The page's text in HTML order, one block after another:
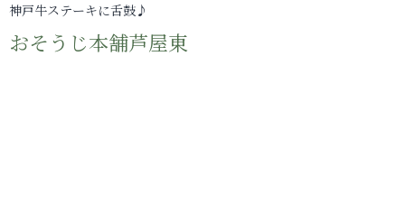
神戸牛ステーキに舌鼓♪
おそうじ本舗芦屋東